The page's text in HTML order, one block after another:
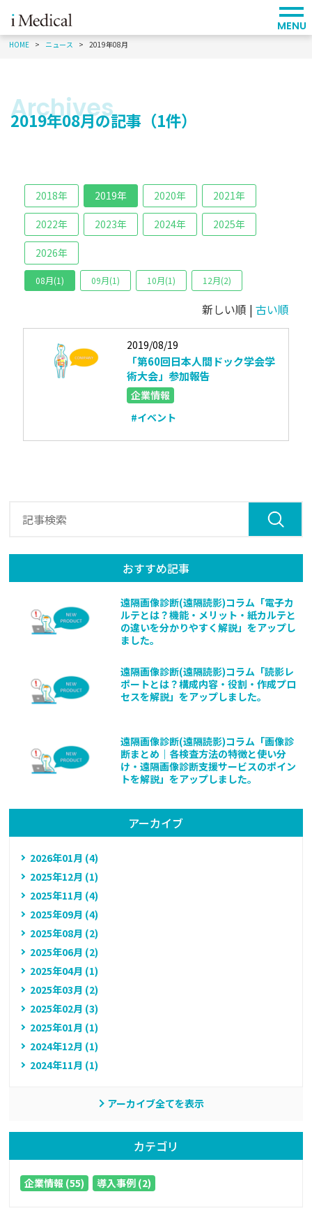
MENU
HOME ニュース 2019年08月
2019年08月の記事（1件）
2018年 2019年 2020年 2021年
2022年 2023年 2024年 2025年
2026年
08月(1) 09月(1) 10月(1) 12月(2)
新しい順 | 古い順
2019/08/19
「第60回日本人間ドック学会学
術大会」参加報告
企業情報
#イベント
おすすめ記事
遠隔画像診断(遠隔読影)コラム「電子カ
ルテとは？機能・メリット・紙カルテと
の違いを分かりやすく解説」をアップし
ました。
遠隔画像診断(遠隔読影)コラム「読影レ
ポートとは？構成内容・役割・作成プロ
セスを解説」をアップしました。
遠隔画像診断(遠隔読影)コラム「画像診
断まとめ｜各検査方法の特徴と使い分
け・遠隔画像診断支援サービスのポイン
トを解説」をアップしました。
アーカイブ
2026年01月 (4)
2025年12月 (1)
2025年11月 (4)
2025年09月 (4)
2025年08月 (2)
2025年06月 (2)
2025年04月 (1)
2025年03月 (2)
2025年02月 (3)
2025年01月 (1)
2024年12月 (1)
2024年11月 (1)
アーカイブ全てを表示
カテゴリ
企業情報 (55) 導入事例 (2)